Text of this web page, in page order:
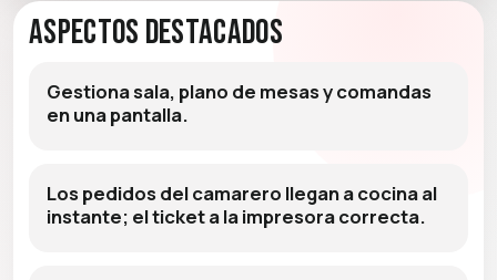
Aspectos destacados
Gestiona sala, plano de mesas y comandas
en una pantalla.
Los pedidos del camarero llegan a cocina al
instante; el ticket a la impresora correcta.